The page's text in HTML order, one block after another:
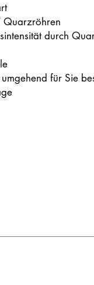
Quarzröhren
durch
für Sie